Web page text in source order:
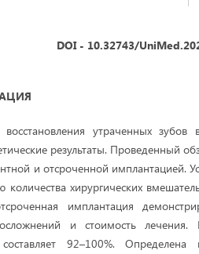
DOI - 10.32743/
утраченных зубов
результаты. Проведенный
и отсроченной имплантацией.
хирургических
имплантация
осложнений и стоимость
92–100%. Определена